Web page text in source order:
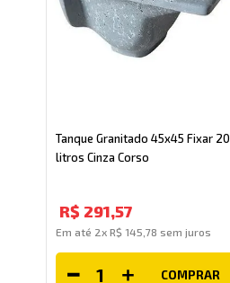
Tanque Granitado 45x45 Fixar 20
litros Cinza Corso
R$ 291,57
Em até 2x R$ 145 78 sem juros
COMPRAR